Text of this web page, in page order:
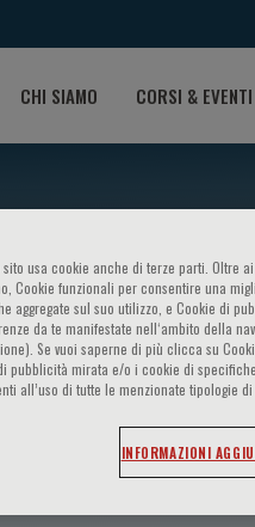
CHI SIAMO CORSI & EVENTI
usa cookie anche di terze parti. Oltre
Cookie funzionali per consentire una
aggregate sul suo utilizzo, e Cookie di
da te manifestate nell‘ambito della
Se vuoi saperne di più clicca su
pubblicità mirata e/o i cookie di specifiche
all’uso di tutte le menzionate tipologie di
INFORMAZIONI